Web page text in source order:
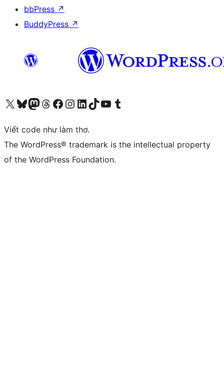
bbPress ↗
BuddyPress ↗
Truy cập tài khoản X (trước đây là Twitter) của chúng tôiVisit our Bluesky account
Visit our Mastodon account
Visit our Threads account
Xem trang Facebook của chúng tôiTruy cập tài khoản Instagram của chúng tôiTruy cập tài khoản LinkedIn của chúng tôiVisit our TikTok account
Truy cập kênh YouTube của chúng tôi Visit our Tumblr account
Viết code như làm thơ.
The WordPress® trademark is the intellectual property
of the WordPress Foundation.